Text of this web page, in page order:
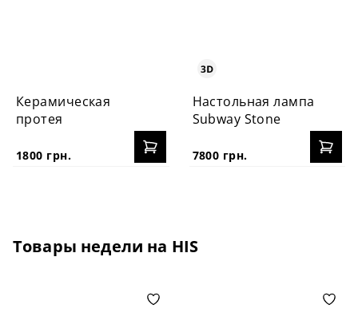
Керамическая
протея
1800 грн.
Настольная лампа
Subway Stone
7800 грн.
Товары недели на HIS